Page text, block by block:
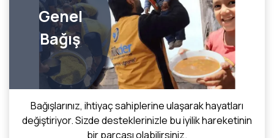
Genel
Bağış
Bağışlarınız, ihtiyaç sahiplerine ulaşarak hayatları
değiştiriyor. Sizde desteklerinizle bu iyilik hareketinin
bir parçası olabilirsiniz.